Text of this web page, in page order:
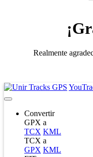
Realmente
Convertir
GPX a
TCX KML
TCX a
GPX KML